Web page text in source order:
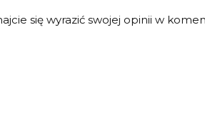
się wyrazić swojej opinii w